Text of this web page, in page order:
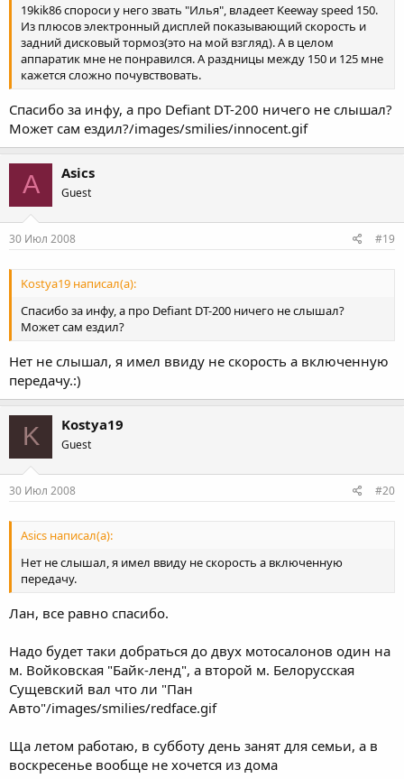
19kik86 спороси у него звать "Илья", владеет Keeway speed 150.
Из плюсов электронный дисплей показывающий скорость и
задний дисковый тормоз(это на мой взгляд). А в целом
аппаратик мне не понравился. А раздницы между 150 и 125 мне
кажется сложно почувствовать.
Спасибо за инфу, а про Defiant DT-200 ничего не слышал?
Может сам ездил?/images/smilies/innocent.gif
A Asics
Guest
30 Июл 2008 #19
Kostya19 написал(а):
Спасибо за инфу, а про Defiant DT-200 ничего не слышал?
Может сам ездил?
Нет не слышал, я имел ввиду не скорость а включенную
передачу.:)
K Kostya19
Guest
30 Июл 2008 #20
Asics написал(а):
Нет не слышал, я имел ввиду не скорость а включенную
передачу.
Лан, все равно спасибо.
Надо будет таки добраться до двух мотосалонов один на
м. Войковская "Байк-ленд", а второй м. Белорусская
Сущевский вал что ли "Пан
Авто"/images/smilies/redface.gif
Ща летом работаю, в субботу день занят для семьи, а в
воскресенье вообще не хочется из дома